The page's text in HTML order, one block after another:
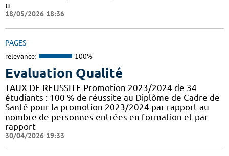
u
18/05/2026 18:36
PAGES
relevance: 100%
Evaluation Qualité
TAUX DE REUSSITE Promotion 2023/2024 de 34
étudiants : 100 % de réussite au Diplôme de Cadre de
Santé pour la promotion 2023/2024 par rapport au
nombre de personnes entrées en formation et par
rapport
30/04/2026 19:33